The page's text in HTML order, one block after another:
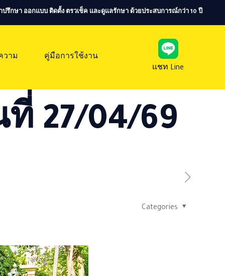
ปรึกษา ออกแบบ ติดตั้ง ตรวเช็ค และดูแลรักษา ด้วยประสบการณ์กว่า 10 ปี
วาม
คู่มือการใช้งาน
แชท Line
27/04/69
Categories